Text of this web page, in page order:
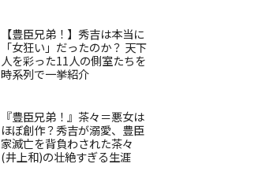
【豊臣兄弟！】秀吉は本当に
「女狂い」だったのか？ 天下
人を彩った11人の側室たちを
時系列で一挙紹介
『豊臣兄弟！』茶々＝悪女は
ほぼ創作？秀吉が溺愛、豊臣
家滅亡を背負わされた茶々
(井上和)の壮絶すぎる生涯